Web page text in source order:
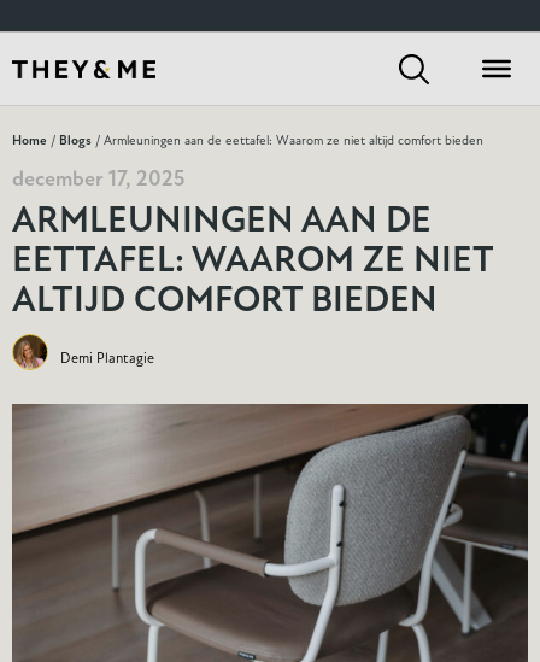
Home / Blogs / Armleuningen aan de eettafel: Waarom ze niet altijd comfort bieden
december 17, 2025
ARMLEUNINGEN AAN DE
EETTAFEL: WAAROM ZE NIET
ALTIJD COMFORT BIEDEN
Demi Plantagie